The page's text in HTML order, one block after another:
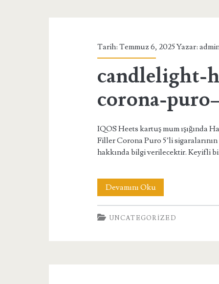
Tarih: Temmuz 6, 2025 Yazar:
candlelight-
corona-
IQOS Heets kartuş mum ışığında
Filler Corona Puro 5’li
hakkında bilgi verilecektir. Keyifli
Devamını Okucandlelight-
havana-
filler-
UNCATEGORIZED